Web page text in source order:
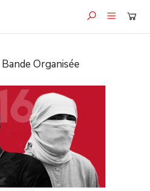
Bande Organisée